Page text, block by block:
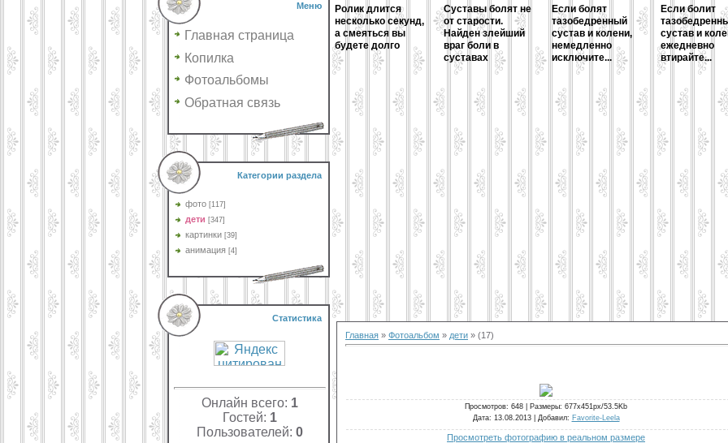
Меню
Главная страница
Копилка
Фотоальбомы
Обратная связь
Категории раздела
фото [117]
дети [347]
картинки [39]
анимация [4]
Статистика
Онлайн всего: 1
Гостей: 1
Пользователей: 0
Ролик длится
несколько секунд,
а смеяться вы
будете долго
Суставы болят не
от старости.
Найден злейший
враг боли в
суставах
Если болят
тазобедренный
сустав и колени,
немедленно
исключите...
Если болит
сустав и
ежедневно
втирайте...
Главная » Фотоальбом » дети » (17)
Просмотров: 648 | Размеры: 677x451px/53.5Kb
Дата
Добавил: Favorite-Leela
Просмотреть фотографию в реальном размере